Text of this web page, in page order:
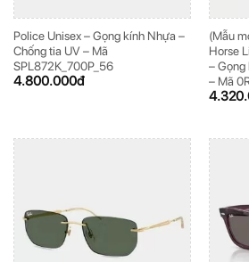
Police Unisex – Gọng kính Nhựa –
Chống tia UV – Mã
SPL872K_700P_56
4.800.000đ
(Mẫu
Horse
– Gọng
– Mã